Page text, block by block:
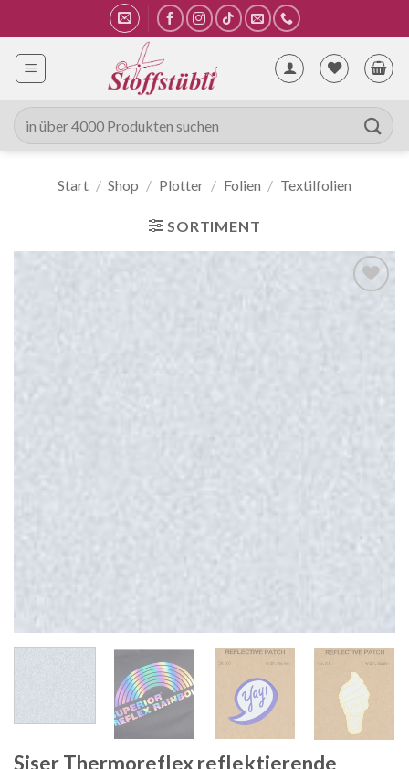
Inhalt
springen
Suche
nach:
Start / Shop / Plotter / Folien / Textilfolien
SORTIMENT
Siser Thermoreflex reflektierende